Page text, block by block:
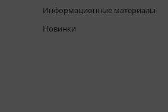
Информационные материалы
Новинки